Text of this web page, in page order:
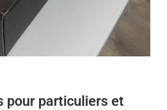
pour particuliers et